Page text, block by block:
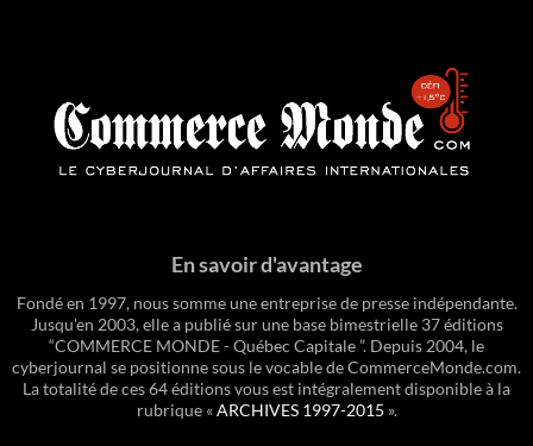
En savoir d'avantage
Fondé en 1997, nous somme une entreprise de presse indépendante.
Jusqu'en 2003, elle a publié sur une base bimestrielle 37 éditions
“COMMERCE MONDE - Québec Capitale ”. Depuis 2004, le
cyberjournal se positionne sous le vocable de CommerceMonde.com.
La totalité de ces 64 éditions vous est intégralement disponible à la
rubrique «ARCHIVES 1997-2015 ».